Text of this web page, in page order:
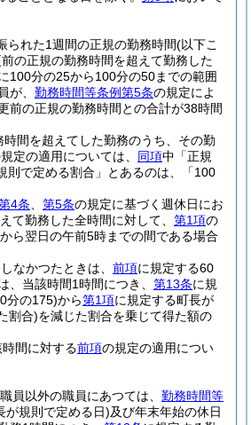
られた1週間の正規の勤務時間(以下こ
の正規の勤務時間を超えて勤務した
100分の25から100分の50までの範囲
が、 勤務時間等条例第5条の規定によ
前の正規の勤務時間との合計が38時間
間を超えてした勤務のうち、その勤
定の適用については、 同項中「正規
則で定める割合」とあるのは、「100
4条 第5条の規定に基づく週休日にお
て勤務した全時間に対して、 第1項の
ら翌日の午前5時までの間である場合
なかつたときは、 前項に規定する60
当該時間1時間につき、 第13条に規
分の175)から第1項に規定する町長が
割合)を減じた割合を乗じて得た額の
間に対する前項の規定の適用につい
員以外の職員にあつては、 勤務時間等
が規則で定める日)及び年末年始の休日